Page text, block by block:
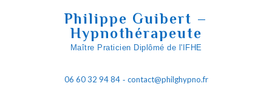
Philippe Guibert –
Hypnothérapeute
Maître Praticien Diplômé de l'IFHE
06 60 32 94 84- contact@philghypno.fr